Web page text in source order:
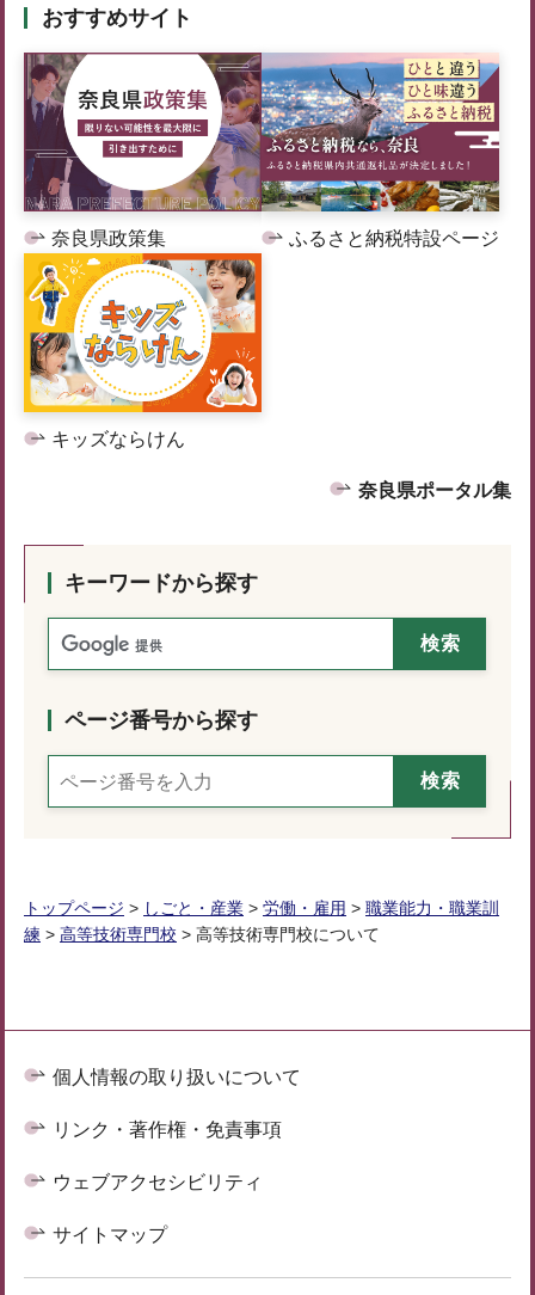
おすすめサイト
奈良県政策集 ふるさと納税特設ページ
キッズならけん
奈良県ポータル集
キーワードから探す
ページ番号から探す
トップページ > しごと・産業 > 労働・雇用 > 職業能力・職業訓
練 > 高等技術専門校 > 高等技術専門校について
個人情報の取り扱いについて
リンク・著作権・免責事項
ウェブアクセシビリティ
サイトマップ